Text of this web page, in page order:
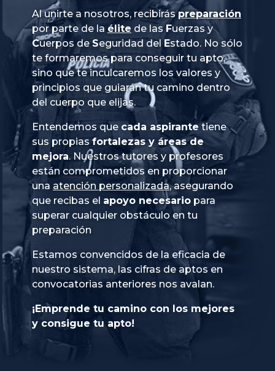
Al unirte a nosotros, recibiráspreparación
por parte de la élite de las Fuerzas y
Cuerpos de Seguridad del Estado. No sólo
te formaremos para conseguir tu apto,
sino que te inculcaremos los valores y
principios que guiarán tu camino dentro
del cuerpo que elijas.
Entendemos que cada aspirante tiene
sus propias fortalezas y áreas de
mejora. Nuestros tutores y profesores
están comprometidos en proporcionar
una atención personalizada, asegurando
que recibas el apoyo necesario para
superar cualquier obstáculo en tu
preparación
Estamos convencidos de la eficacia de
nuestro sistema, las cifras de aptos en
convocatorias anteriores nos avalan.
¡Emprende tu camino con los mejores
y consigue tu apto!